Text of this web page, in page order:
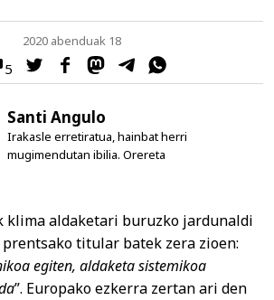
5
2020 abenduak 18
Santi Angulo
Irakasle erretiratua, hainbat herri
mugimendutan ibilia. Orereta
klima aldaketari buruzko jardunaldi
titular batek zera zioen:
egiten, aldaketa sistemikoa
”. Europako ezkerra zertan ari den